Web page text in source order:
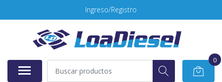
Ingreso/Registro
0